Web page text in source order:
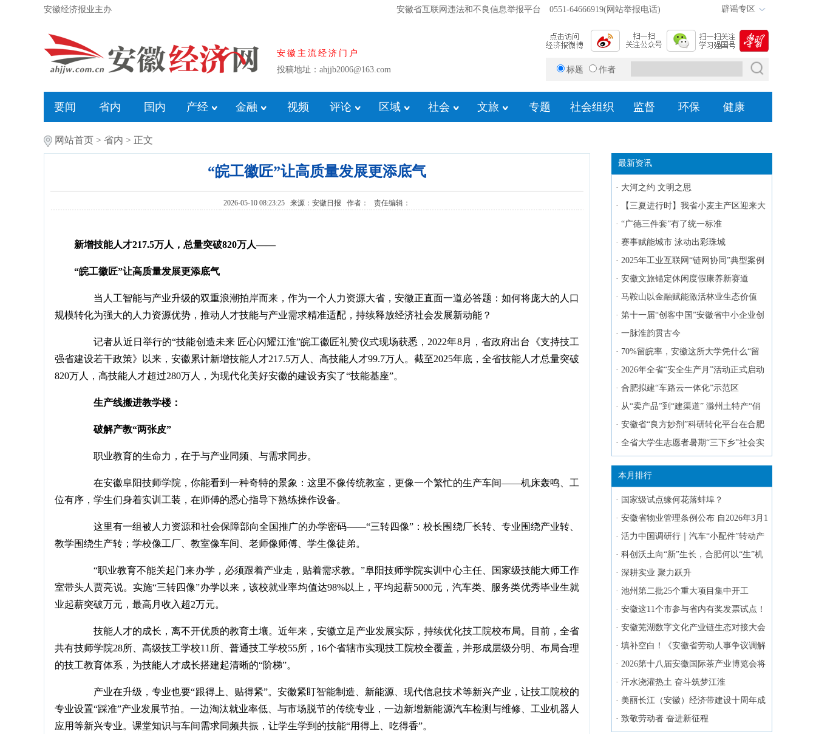
安徽经济报业主办 安徽省互联网违法和不良信息举报平台 0551-64666919(网站举报电话) 辟谣专区
安徽主流经济门户
投稿地址：ahjjb2006@163.com
标题 作者
要闻 省内 国内 产经 金融 视频 评论 区域 社会 文旅 专题 社会组织 监督 环保 健康
网站首页 > 省内 > 正文
“皖工徽匠”让高质量发展更添底气
2026-05-10 08:23:25 来源：安徽日报 作者： 责任编辑：
新增技能人才217.5万人，总量突破820万人——
“皖工徽匠”让高质量发展更添底气
当人工智能与产业升级的双重浪潮拍岸而来，作为一个人力资源大省，安徽正直面一道必答题：如何将庞大的人口
规模转化为强大的人力资源优势，推动人才技能与产业需求精准适配，持续释放经济社会发展新动能？
记者从近日举行的“技能创造未来 匠心闪耀江淮”皖工徽匠礼赞仪式现场获悉，2022年8月，省政府出台《支持技工
强省建设若干政策》以来，安徽累计新增技能人才217.5万人、高技能人才99.7万人。截至2025年底，全省技能人才总量突破
820万人，高技能人才超过280万人，为现代化美好安徽的建设夯实了“技能基座”。
生产线搬进教学楼：
破解产教“两张皮”
职业教育的生命力，在于与产业同频、与需求同步。
在安徽阜阳技师学院，你能看到一种奇特的景象：这里不像传统教室，更像一个繁忙的生产车间——机床轰鸣、工
位有序，学生们身着实训工装，在师傅的悉心指导下熟练操作设备。
这里有一组被人力资源和社会保障部向全国推广的办学密码——“三转四像”：校长围绕厂长转、专业围绕产业转、
教学围绕生产转；学校像工厂、教室像车间、老师像师傅、学生像徒弟。
“职业教育不能关起门来办学，必须跟着产业走，贴着需求教。”阜阳技师学院实训中心主任、国家级技能大师工作
室带头人贾亮说。实施“三转四像”办学以来，该校就业率均值达98%以上，平均起薪5000元，汽车类、服务类优秀毕业生就
业起薪突破万元，最高月收入超2万元。
技能人才的成长，离不开优质的教育土壤。近年来，安徽立足产业发展实际，持续优化技工院校布局。目前，全省
共有技师学院28所、高级技工学校11所、普通技工学校55所，16个省辖市实现技工院校全覆盖，并形成层级分明、布局合理
的技工教育体系，为技能人才成长搭建起清晰的“阶梯”。
产业在升级，专业也要“跟得上、贴得紧”。安徽紧盯智能制造、新能源、现代信息技术等新兴产业，让技工院校的
专业设置“踩准”产业发展节拍。一边淘汰就业率低、与市场脱节的传统专业，一边新增新能源汽车检测与维修、工业机器人
应用等新兴专业。课堂知识与车间需求同频共振，让学生学到的技能“用得上、吃得香”。
最新资讯
· 大河之约 文明之思
·
【三夏进行时】我省小麦主产区迎来大
面积收获
· “广德三件套”有了统一标准
· 赛事赋能城市 泳动出彩珠城
· 2025年工业互联网“链网协同”典型案例
发布 5皖企入选
· 安徽文旅锚定休闲度假康养新赛道
· 马鞍山以金融赋能激活林业生态价值
· 第十一届“创客中国”安徽省中小企业创
新创业大赛启动
· 一脉淮韵贯古今
· 70%留皖率，安徽这所大学凭什么“留
住”人才？
· 2026年全省“安全生产月”活动正式启动
· 合肥拟建“车路云一体化”示范区
· 从“卖产品”到“建渠道” 滁州土特产“俏
销”上海滩
· 安徽省“良方妙剂”科研转化平台在合肥
发布
· 全省大学生志愿者暑期“三下乡”社会实
本月排行
· 国家级试点缘何花落蚌埠？
· 安徽省物业管理条例公布 自2026年3月1
日起施行
· 活力中国调研行｜汽车“小配件”转动产
业大市场
· 科创沃土向“新”生长，合肥何以“生”机
勃勃？
· 深耕实业 聚力跃升
· 池州第二批25个重大项目集中开工
· 安徽这11个市参与省内有奖发票试点！
· 安徽芜湖数字文化产业链生态对接大会
成功举办
· 填补空白！《安徽省劳动人事争议调解
仲裁条例》今起施行
· 2026第十八届安徽国际茶产业博览会将
于5月8日在合肥开幕
· 汗水浇灌热土 奋斗筑梦江淮
· 美丽长江（安徽）经济带建设十周年成
果发布
· 致敬劳动者 奋进新征程